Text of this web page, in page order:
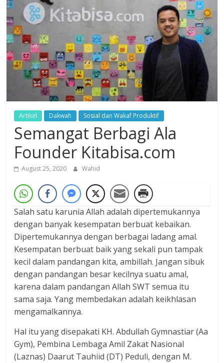
Dzikir,
Fikir,
Ikhtiar
Artikel Dakwah Sosial dan Wakaf Produktif
Semangat Berbagi Ala
Founder Kitabisa.com
August 25, 2020 Wahid
Salah satu karunia Allah adalah dipertemukannya
dengan banyak kesempatan berbuat kebaikan.
Dipertemukannya dengan berbagai ladang amal.
Kesempatan berbuat baik yang sekali pun tampak
kecil dalam pandangan kita, ambillah. Jangan sibuk
dengan pandangan besar kecilnya suatu amal,
karena dalam pandangan Allah SWT semua itu
sama saja. Yang membedakan adalah keikhlasan
mengamalkannya.
Hal itu yang disepakati KH. Abdullah Gymnastiar (Aa
Gym), Pembina Lembaga Amil Zakat Nasional
(Laznas) Daarut Tauhiid (DT) Peduli, dengan M.